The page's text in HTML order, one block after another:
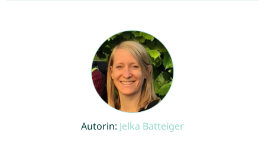
Autorin: Jelka Batteiger